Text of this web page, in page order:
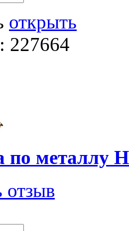
открыть
227664
по металлу
отзыв